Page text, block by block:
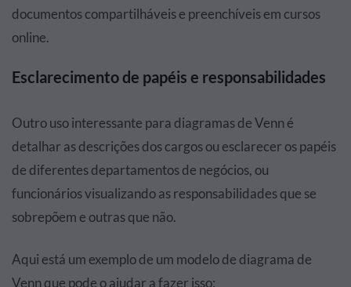
documentos compartilháveis e preenchíveis em cursos
online.
Esclarecimento de papéis e responsabilidades
Outro uso interessante para diagramas de Venn é
detalhar as descrições dos cargos ou esclarecer os papéis
de diferentes departamentos de negócios, ou
funcionários visualizando as responsabilidades que se
sobrepõem e outras que não.
Aqui está um exemplo de um modelo de diagrama de
Venn que pode o ajudar a fazer isso: